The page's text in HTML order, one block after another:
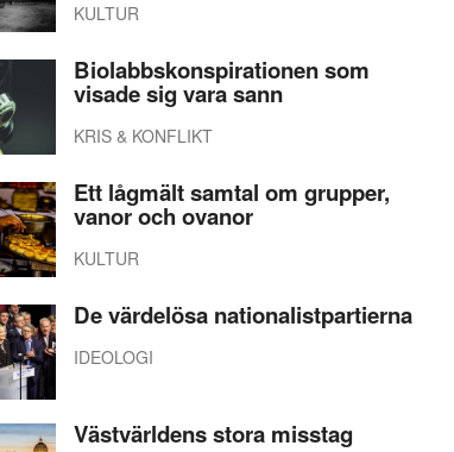
KULTUR
Biolabbskonspirationen som
visade sig vara sann
KRIS & KONFLIKT
Ett lågmält samtal om grupper,
vanor och ovanor
KULTUR
De värdelösa nationalistpartierna
IDEOLOGI
Västvärldens stora misstag